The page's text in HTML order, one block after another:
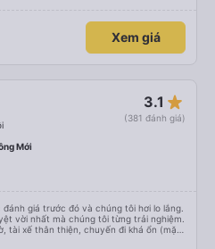
2 trạm dùng ở cây xăng để xe nộp nhiên
của cây xăng nhà xe này dùng rất chi là
Mà hình như nhà xe này
Xem giá
3.1 star_rate
(381 đánh giá)
Mới
giá trước đó và chúng tôi hơi lo lắng.
vời nhất mà chúng tôi từng trải nghiệm.
tài xế thân thiện, chuyến đi khá ổn (mặc
của Việt Nam ^^), và chỗ ngồi thoải